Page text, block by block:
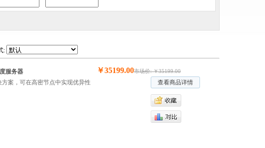
:
服务器
案，可在高密节点中实现优异性
￥35199.00市场价: ￥35199.00
查看商品详情